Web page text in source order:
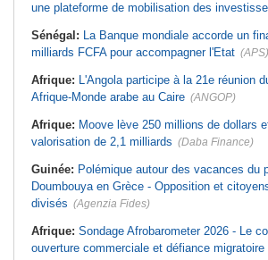
une plateforme de mobilisation des
Sénégal: La Banque mondiale accorde un
milliards FCFA pour accompagner l'Etat (APS)
Afrique: L'Angola participe à la 21e réunion
Afrique-Monde arabe au Caire (ANGOP)
Afrique: Moove lève 250 millions de dollars
valorisation de 2,1 milliards (Daba Finance)
Guinée: Polémique autour des vacances du
Doumbouya en Grèce - Opposition et
divisés (Agenzia Fides)
Afrique: Sondage Afrobarometer 2026 - Le
ouverture commerciale et défiance migratoire